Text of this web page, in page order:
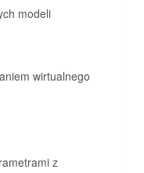
modeli
wirtualnego
z